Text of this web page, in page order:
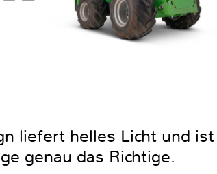
liefert helles Licht und
genau das Richtige.